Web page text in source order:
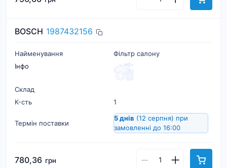
BOSCH 1987432156
Найменування
Фільтр салону
Інфо
Склад
К-cть
1
Термін поставки
5 днів (12 серпня) при
замовленні до 16:00
780,36 грн